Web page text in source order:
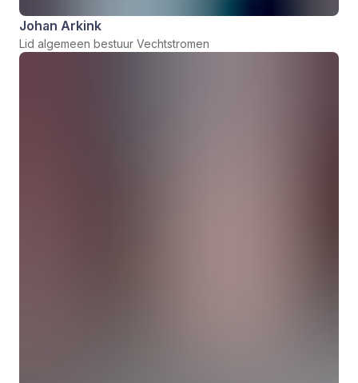
Johan Arkink
Lid algemeen bestuur Vechtstromen